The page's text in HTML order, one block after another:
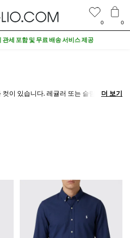
컷이 있습니다. 레귤러 또는 슬림 핏, 플레
모델을 찾아보세요.
더 보기
더 보기
0 0
품 추가 10% 할인